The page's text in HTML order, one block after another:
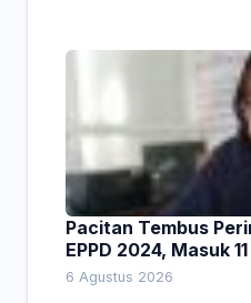
Pacitan Tembus
EPPD 2024, Masuk
6 Agustus 2026